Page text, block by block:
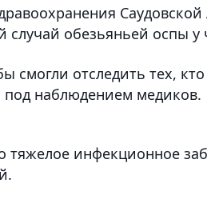
случай обезьяньей оспы у
смогли отследить тех,
под наблюдением медиков.
тяжелое инфекционное